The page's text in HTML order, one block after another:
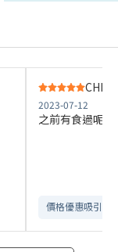
2023-07-12
之前有食過呢
價格優惠吸引